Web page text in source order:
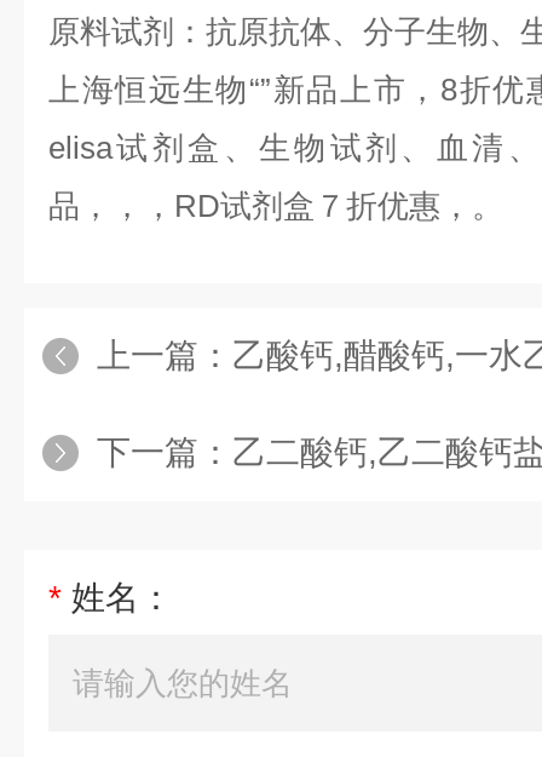
原料试剂：抗原抗体、分子生物、
上海恒远生物“”新品上市，8折优
elisa试剂盒、生物试剂、血清
品，，，RD试剂盒７折优惠，。
上一篇： 乙酸钙,醋酸钙,一水
下一篇： 乙二酸钙,乙二酸钙
* 姓名：